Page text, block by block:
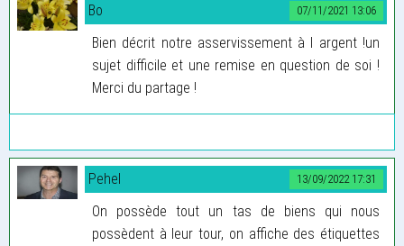
07/11/2021 13:06
Bo
Bien décrit notre asservissement à l argent !un
sujet difficile et une remise en question de soi !
Merci du partage !
13/09/2022 17:31
Pehel
On possède tout un tas de biens qui nous
possèdent à leur tour, on affiche des étiquettes